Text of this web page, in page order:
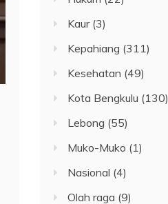
Kaur(3)
Kepahiang (311)
Kesehatan (49)
Kota Bengkulu (130)
Lebong (55)
Muko-Muko (1)
Nasional (4)
Olah raga (9)